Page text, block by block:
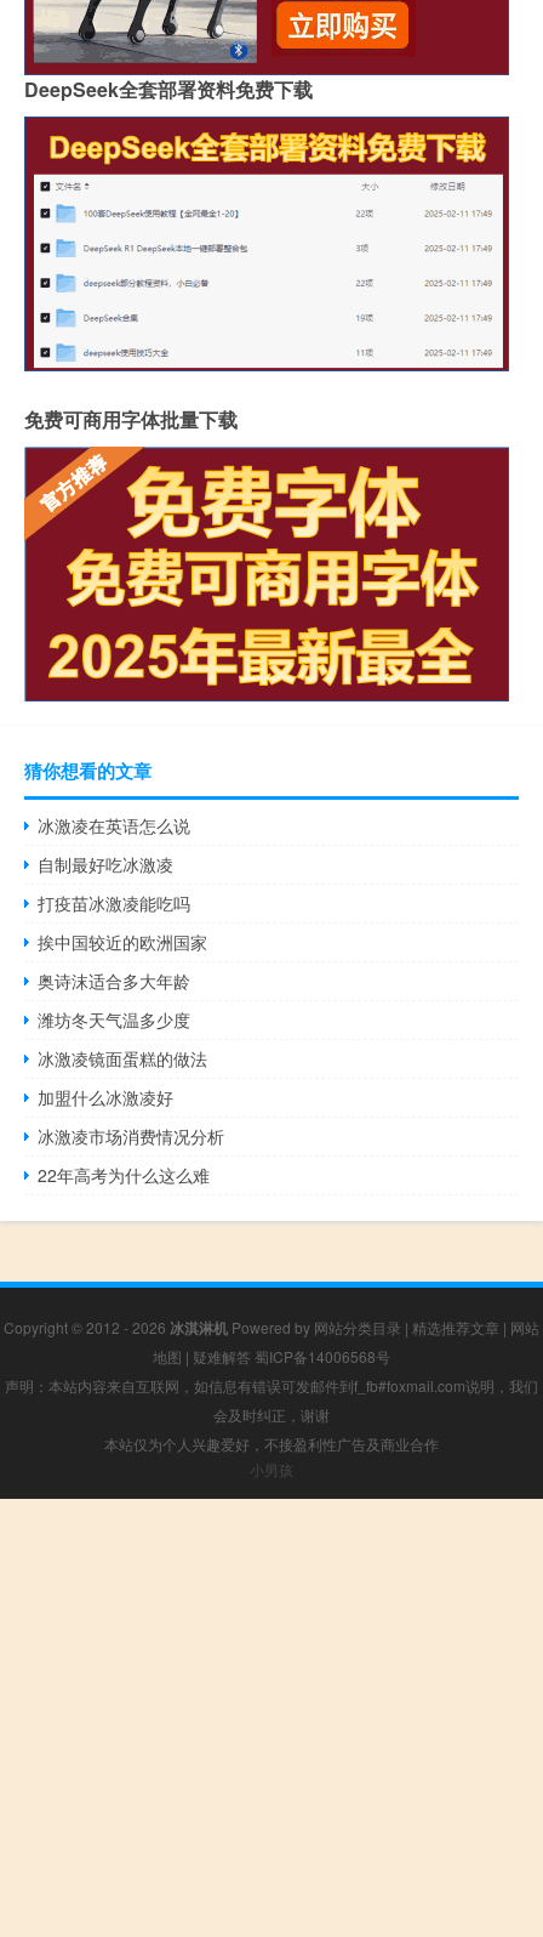
DeepSeek全套部署资料免费下载
免费可商用字体批量下载
猜你想看的文章
冰激凌在英语怎么说
自制最好吃冰激凌
打疫苗冰激凌能吃吗
挨中国较近的欧洲国家
奥诗沫适合多大年龄
潍坊冬天气温多少度
冰激凌镜面蛋糕的做法
加盟什么冰激凌好
冰激凌市场消费情况分析
22年高考为什么这么难
Copyright © 2012 - 2026 冰淇淋机 Powered by 网站分类目录 | 精选推荐文章 | 网站
地图 | 疑难解答 蜀ICP备14006568号
声明：本站内容来自互联网，如信息有错误可发邮件到f_fb#foxmail.com说明，我们
会及时纠正，谢谢
本站仅为个人兴趣爱好，不接盈利性广告及商业合作
小男孩